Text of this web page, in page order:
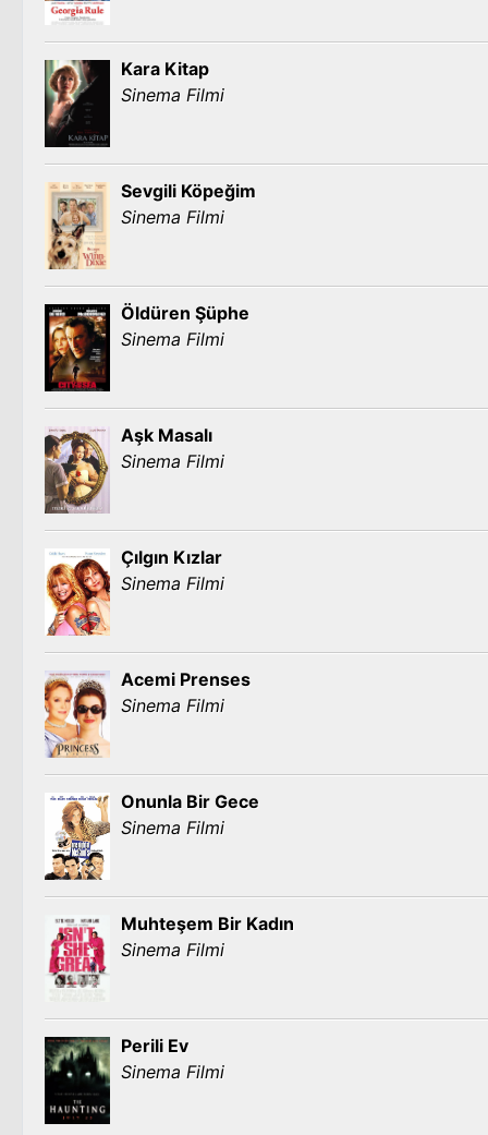
Kara Kitap
Sinema Filmi
Sevgili Köpeğim
Sinema Filmi
Öldüren Şüphe
Sinema Filmi
Aşk Masalı
Sinema Filmi
Çılgın Kızlar
Sinema Filmi
Acemi Prenses
Sinema Filmi
Onunla Bir Gece
Sinema Filmi
Muhteşem Bir Kadın
Sinema Filmi
Perili Ev
Sinema Filmi